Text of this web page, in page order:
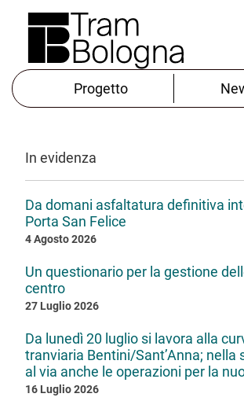
Progetto
In evidenza
Da domani asfaltatura definitiva
Porta San Felice
4 Agosto 2026
Un questionario per la gestione
centro
27 Luglio 2026
Da lunedì 20 luglio si lavora alla
tranviaria Bentini/Sant’Anna; nella
al via anche le operazioni per la
16 Luglio 2026